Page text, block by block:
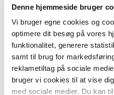
Denne hjemmeside bruger
Vi bruger egne cookies og
optimere dit besøg på vores
funktionalitet, generere
samt til brug for
reklametiltag på sociale
bruger vi cookies til at vise
med sociale medier. Du kan
af skal hver dag være en
gaver! Sophia føler sig
tingene kører fuldstændig
er Sophia helt alene i
Guldureter en historie om